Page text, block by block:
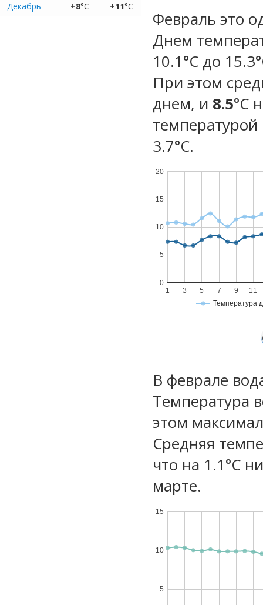
Декабрь
+8°C +11°C
Февраль это
Днем
10.1°C до
При этом
днем, и 8.5°C
температурой
3.7°С.
Температура
1 3 5 7 9 11
0
5
10
15
20
В феврале
Температура
этом
Средняя
что на 1.1°C
марте.
5
10
15